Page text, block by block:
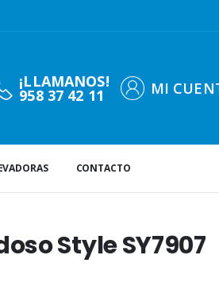
¡LLAMANOS!
958 37 42 11 MI
CONTACTO
Style SY7907